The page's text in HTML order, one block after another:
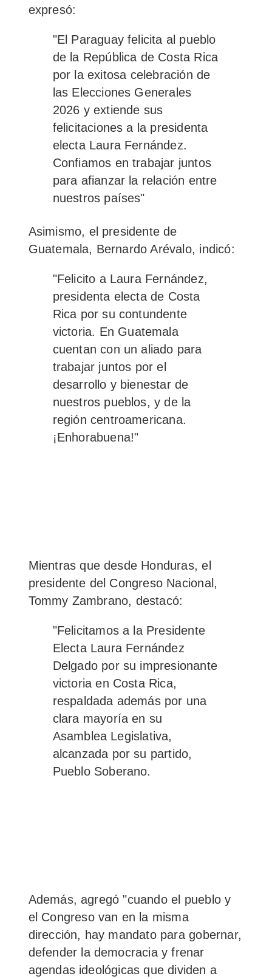
expresó:
"El Paraguay felicita al pueblo
de la República de Costa Rica
por la exitosa celebración de
las Elecciones Generales
2026 y extiende sus
felicitaciones a la presidenta
electa Laura Fernández.
Confiamos en trabajar juntos
para afianzar la relación entre
nuestros países"
Asimismo, el presidente de
Guatemala, Bernardo Arévalo, indicó:
"Felicito a Laura Fernández,
presidenta electa de Costa
Rica por su contundente
victoria. En Guatemala
cuentan con un aliado para
trabajar juntos por el
desarrollo y bienestar de
nuestros pueblos, y de la
región centroamericana.
¡Enhorabuena!"
Mientras que desde Honduras, el
presidente del Congreso Nacional,
Tommy Zambrano, destacó:
"Felicitamos a la Presidente
Electa Laura Fernández
Delgado por su impresionante
victoria en Costa Rica,
respaldada además por una
clara mayoría en su
Asamblea Legislativa,
alcanzada por su partido,
Pueblo Soberano.
Además, agregó "cuando el pueblo y
el Congreso van en la misma
dirección, hay mandato para gobernar,
defender la democracia y frenar
agendas ideológicas que dividen a